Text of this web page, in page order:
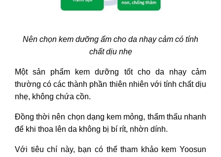
Nên chọn kem dưỡng ẩm cho da nhạy cảm có tính
chất dịu nhẹ
Một sản phẩm kem dưỡng tốt cho da nhạy cảm
thường có các thành phần thiên nhiên với tính chất dịu
nhẹ, không chứa cồn.
Đồng thời nên chọn dạng kem mỏng, thẩm thấu nhanh
để khi thoa lên da không bị bí rít, nhờn dính.
Với tiêu chí này, bạn có thể tham khảo kem Yoosun